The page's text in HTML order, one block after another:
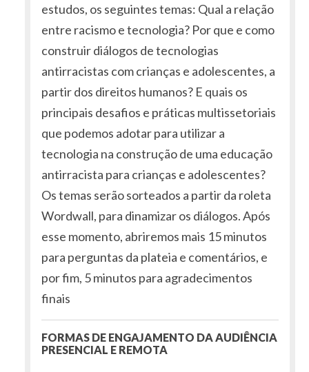
estudos, os seguintes temas: Qual a relação
entre racismo e tecnologia? Por que e como
construir diálogos de tecnologias
antirracistas com crianças e adolescentes, a
partir dos direitos humanos? E quais os
principais desafios e práticas multissetoriais
que podemos adotar para utilizar a
tecnologia na construção de uma educação
antirracista para crianças e adolescentes?
Os temas serão sorteados a partir da roleta
Wordwall, para dinamizar os diálogos. Após
esse momento, abriremos mais 15 minutos
para perguntas da plateia e comentários, e
por fim, 5 minutos para agradecimentos
finais
FORMAS DE ENGAJAMENTO DA AUDIÊNCIA
PRESENCIAL E REMOTA